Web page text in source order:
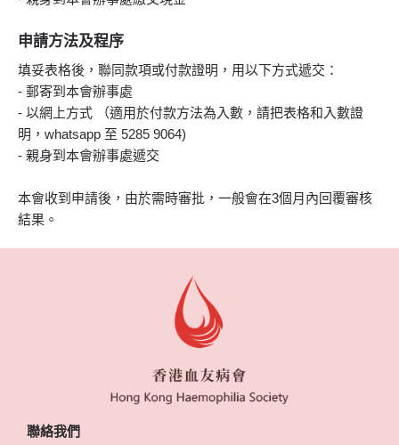
申請方法及程序
填妥表格後，聯同款項或付款證明，用以下方式遞交：
- 郵寄到本會辦事處
- 以網上方式 （適用於付款方法為入數，請把表格和入數證
明，whatsapp 至 5285 9064)
- 親身到本會辦事處遞交
本會收到申請後，由於需時審批，一般會在3個月內回覆審核
結果。
聯絡我們